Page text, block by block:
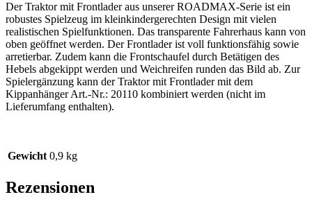
Der Traktor mit Frontlader aus unserer ROADMAX-Serie ist ein
robustes Spielzeug im kleinkindergerechten Design mit vielen
realistischen Spielfunktionen. Das transparente Fahrerhaus kann von
oben geöffnet werden. Der Frontlader ist voll funktionsfähig sowie
arretierbar. Zudem kann die Frontschaufel durch Betätigen des
Hebels abgekippt werden und Weichreifen runden das Bild ab. Zur
Spielergänzung kann der Traktor mit Frontlader mit dem
Kippanhänger Art.-Nr.: 20110 kombiniert werden (nicht im
Lieferumfang enthalten).
Gewicht 0,9 kg
Rezensionen